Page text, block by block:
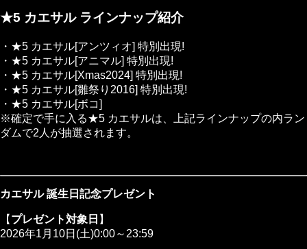
★5 カエサル ラインナップ紹介
・★5 カエサル[アンツィオ] 特別出現!
・★5 カエサル[アニマル] 特別出現!
・★5 カエサル[Xmas2024] 特別出現!
・★5 カエサル[雛祭り2016] 特別出現!
・★5 カエサル[ボコ]
※確定で手に入る★5 カエサルは、上記ラインナップの内ラン
ダムで2人が抽選されます。
カエサル 誕生日記念プレゼント
【 プレゼント対象日 】
2026年1月10日(土)0:00～23:59